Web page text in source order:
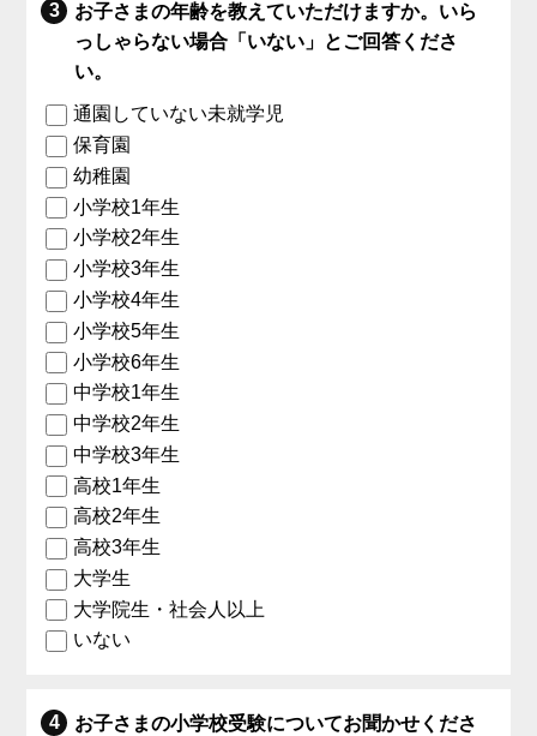
お子さまの年齢を教えていただけますか。いら
っしゃらない場合「いない」とご回答くださ
い。
通園していない未就学児
保育園
幼稚園
小学校1年生
小学校2年生
小学校3年生
小学校4年生
小学校5年生
小学校6年生
中学校1年生
中学校2年生
中学校3年生
高校1年生
高校2年生
高校3年生
大学生
大学院生・社会人以上
いない
お子さまの小学校受験についてお聞かせくださ